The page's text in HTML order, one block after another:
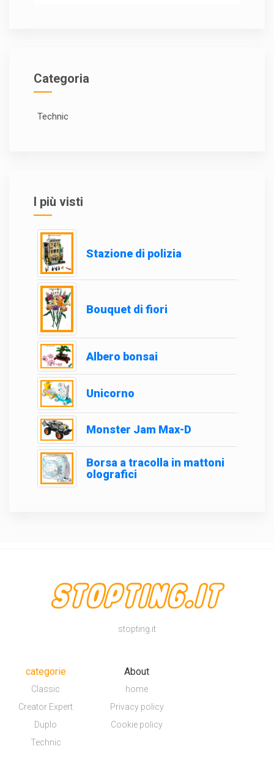
Categoria
Technic
I più visti
Stazione di polizia
Bouquet di fiori
Albero bonsai
Unicorno
Monster Jam Max-D
Borsa a tracolla in mattoni
olografici
stopting.it
categorie
Classic
Creator Expert
Duplo
Technic
About
home
Privacy policy
Cookie policy